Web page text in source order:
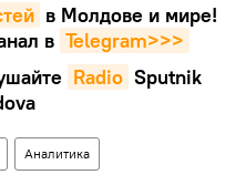
в Молдове и мире!
в Telegram>>>
Radio Sputnik
Аналитика